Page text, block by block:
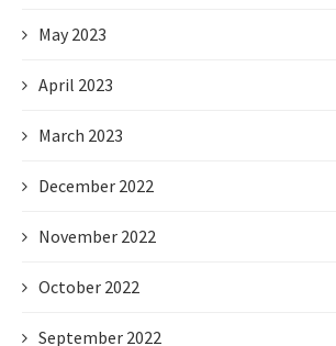
May 2023
April 2023
March 2023
December 2022
November 2022
October 2022
September 2022